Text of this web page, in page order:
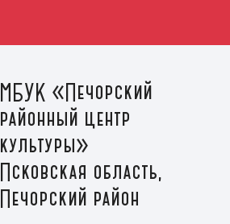
МБУК «Печорский
районный центр
культуры»
Псковская область,
Печорский район